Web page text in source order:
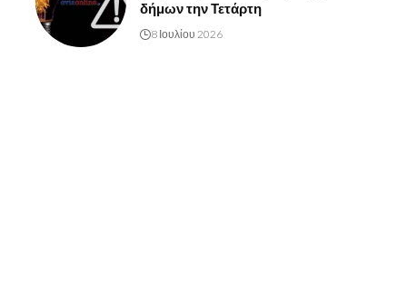
δήμων την Τετάρτη
8 Ιουλίου 2026